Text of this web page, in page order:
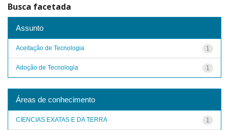
Busca facetada
Assunto
1
Aceitação de Tecnologia
1
Adoção de Tecnologia
Áreas de conhecimento
1
CIENCIAS EXATAS E DA TERRA